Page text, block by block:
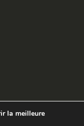
la meilleure